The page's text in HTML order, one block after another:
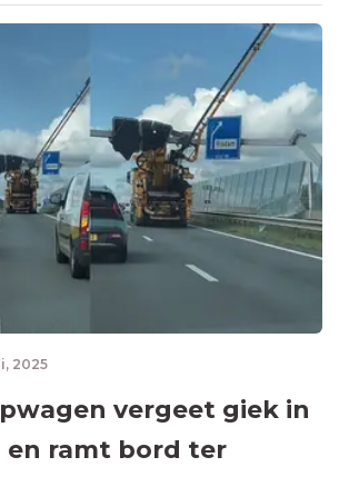
2025
vergeet giek in
en ramt bord ter